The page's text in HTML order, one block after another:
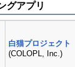
グアプリ
白猫プロジェクト
(COLOPL, Inc.)